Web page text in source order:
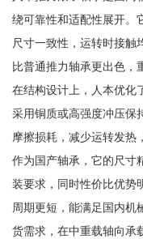
绕可靠性和适配性展开。
尺寸一致性，运转时接触
比普通推力轴承更出色，
在结构设计上，人本优化
采用铜质或高强度冲压保
摩擦损耗，减少运转发热
作为国产轴承，它的尺寸
装要求，同时性价比优势
周期更短，能满足国内机
货需求，在中重载轴向承